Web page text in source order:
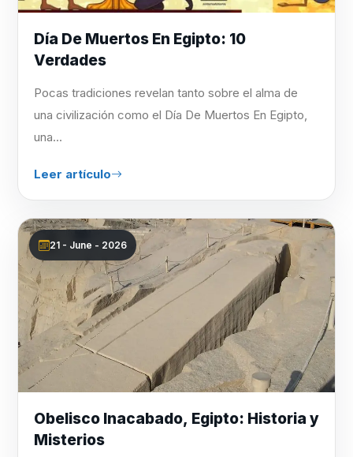
Día De Muertos En Egipto: 10
Verdades
Pocas tradiciones revelan tanto sobre el alma de
una civilización como el Día De Muertos En Egipto,
una...
Leer artículo
21 - June - 2026
Obelisco Inacabado, Egipto: Historia y
Misterios